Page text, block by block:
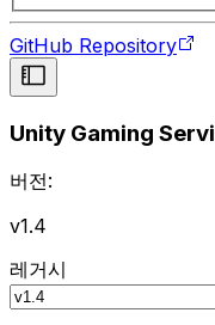
GitHub Repository
Unity Gaming
버전:
v1.4
레거시